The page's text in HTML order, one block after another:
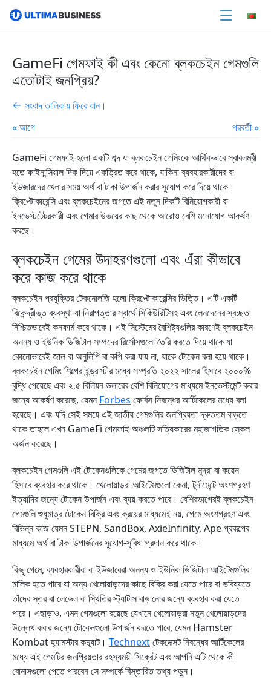
GameFi গেমফাই কী এবং কেনো ব্লকচেইন গেমগুলি
এতোটাই জনপ্রিয়?
সংবাদ তালিকায় ফিরে যান।
« আগে
পরবর্তী »
GameFi গেমফাই হলো একটি শব্দ যা ব্লকচেইন গেমিংকে আর্থিকভাবে স্বাবলম্বী
হতে ফাইনান্সিয়াল দিক দিয়ে একত্রিত করে থাকে, যাকিনা ব্যবহারকারীদের বা
ইউজারদের খেলার সময় অর্থ বা টাকা উপার্জন করার সুযোগ করে দিয়ে থাকে।
ক্রিপ্টোকারেন্সি এবং ব্লকচেইনের জগতে এই নতুন দিকটি বিনিয়োগকারী বা
ইনভেস্টটেটরকারী এবং গেমার উভয়ের কাছ থেকে আরোও বেশি মনোযোগ আকর্ষণ
করছে।
ব্লকচেইন গেমের উদাহরণগুলো এবং এঁরা কীভাবে
করে কাজ করে থাকে
ব্লকচেইন প্রযুক্তির টেকনোলজি হলো ক্রিপ্টোকারেন্সির ভিত্তি। এটি একটি
বিকেন্দ্রীভূত ব্যবস্থা যা নিরাপত্তার স্বার্থে সিকিউরিটিসহ এবং লেনদেনের স্বচ্ছতা
নিশ্চিতভাবেই কনফার্ম করে থাকে। এই সিস্টেমের বৈশিষ্ট্যগুলির কারণেই ব্লকচেইন
অনন্য ও ইউনিক ডিজিটাল সম্পদের রির্সোসগুলো তৈরি করতে দিয়ে থাকে যা
কোনোভাবেই জাল বা অনুলিপি বা কপি করা যায় না, যাকে টোকেন বলা হয়ে থাকে।
ব্লকচেইন গেমিং শিল্পের ইন্ড্রাস্টীর মধ্যে সম্প্রতি ২০২২ সালের হিসাবে ২০০০%
বৃদ্ধি পেয়েছে এবং ২,৫ বিলিয়ন ডলারের বেশি বিনিয়োগের মাধ্যমে ইনভেস্টমেন্ট করার
জন্যে আকর্ষণ করেছে, যেমন Forbes ফোর্বস নিবন্ধের আর্টিকেলের মধ্যে বলা
হয়েছে। এবং যদি সেই সময়ে এই জাতীয় গেমগুলির জনপ্রিয়তা দ্রুততম বাড়তে
থাকে তাহলে এখন GameFi গেমফাই অঞ্চলটি সত্যিকারের মহাজাগতিক স্কেল
অর্জন করেছে।
ব্লকচেইন গেমগুলি এই টোকেনগুলিকে গেমের জগতে ডিজিটাল মুদ্রা বা কয়েন
হিসাবে ব্যবহার করে থাকে। খেলোয়াড়রা আইটেমগুলো কেনা, টুর্নামেন্টে অংশগ্রহণ
ইত্যাদির জন্যে টোকেন উপার্জন এবং ব্যয় করতে পারে। বেশিরভাগেরই ব্লকচেইন
গেমগুলি শুধুমাত্র টোকেন বিক্রি এবং ক্রয়ের মাধ্যমেই নয়, গেমে অংশগ্রহণ এবং
বিভিন্ন কাজ যেমন STEPN, SandBox, AxieInfinity, Ape প্রকল্পের
মাধ্যমে অর্থ বা টাকা উপার্জনের সুযোগ-সুবিধা প্রদান করে থাকে।
কিছু গেমে, ব্যবহারকারীরা বা ইউজারেরা অনন্য ও ইউনিক ডিজিটাল আইটেমগুলির
মালিক হতে পারে যা অন্য খেলোয়াড়দের কাছে বিক্রি করা যেতে পারে বা ভবিষ্যতে
তাঁদের স্তর বা লেভেল বা স্থিতির স্ট্যাটাস বাড়ানোর জন্যে ব্যবহার করা যেতে
পারে। এছাড়াও, এমন গেমগুলো রয়েছে যেখানে খেলোয়াড়রা নতুন খেলোয়াড়দের
উল্লেখ করার জন্যে টোকেনগুলো উপার্জন করতে পারে, যেমন Hamster
Kombat হ্যামস্টার কম্ব্যাট। Technextটেকনেক্সট নিবন্ধের আর্টিকেলের
মধ্যে এই গেমটির জনপ্রিয়তার রহস্যময়ী সিক্রেট এবং আপনি এটি থেকে কী
বোনাসগুলো পেতে পারবেন সে সম্পর্কে বিস্তারিত তথ্য পড়ুন।